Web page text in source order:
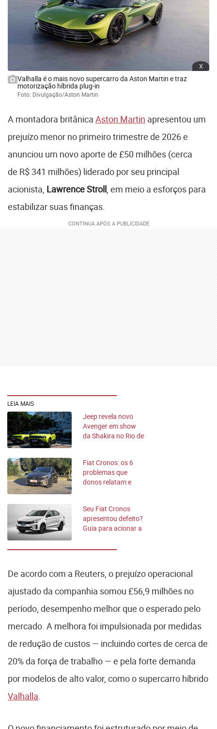
x
Valhalla é o mais novo supercarro da Aston Martin e traz
motorização híbrida plug-in
Foto: Divulgação/Aston Martin
A montadora britânica Aston Martin apresentou um
prejuízo menor no primeiro trimestre de 2026 e
anunciou um novo aporte de £50 milhões (cerca
de R$ 341 milhões) liderado por seu principal
acionista, Lawrence Stroll , em meio a esforços para
estabilizar suas finanças.
LEIA MAIS
Jeep revela novo
Avenger em show
da Shakira no Rio de
Fiat Cronos: os 6
problemas que
donos relatam e
Seu Fiat Cronos
apresentou defeito?
Guia para acionar a
De acordo com a Reuters, o prejuízo operacional
ajustado da companhia somou £56,9 milhões no
período, desempenho melhor que o esperado pelo
mercado. A melhora foi impulsionada por medidas
de redução de custos — incluindo cortes de cerca de
20% da força de trabalho — e pela forte demanda
por modelos de alto valor, como o supercarro híbrido
Valhalla